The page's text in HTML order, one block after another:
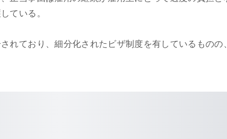
ている。
れており、細分化されたビザ制度を有しているものの